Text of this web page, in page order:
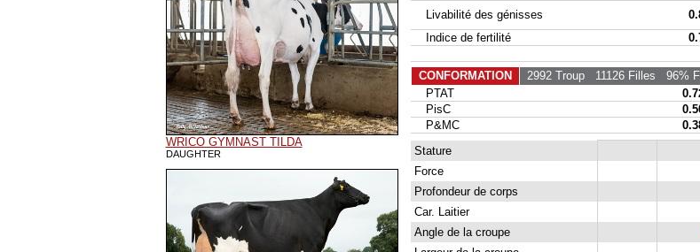
WRICO GYMNAST TILDA
DAUGHTER
Livabilité des génisses
Indice de fertilité
CONFORMATION
2992 Troup11126 Filles 96%
PTAT
PisC
P&MC
Stature
Force
Profondeur de corps
Car. Laitier
Angle de la croupe